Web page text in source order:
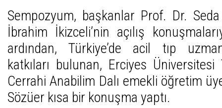
Sempozyum, başkanlar Prof. Dr.
İbrahim İkizceli’nin açılış
ardından, Türkiye’de acil tıp
katkıları bulunan, Erciyes
Cerrahi Anabilim Dalı emekli öğretim
Sözüer kısa bir konuşma yaptı.